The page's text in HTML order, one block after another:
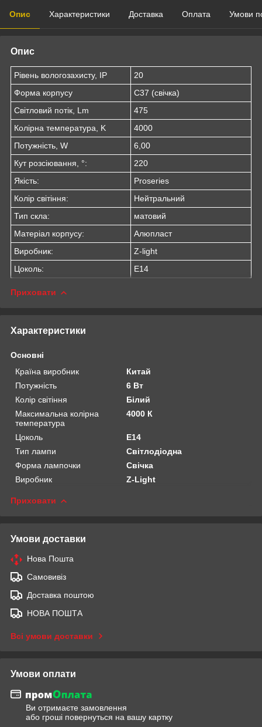
Опис Характеристики Доставка Оплата Умови
Опис
Рівень вологозахисту, IP
20
Форма корпусу
C37 (свічка)
Світловий потік, Lm
475
Колірна температура, K
4000
Потужність, W
6,00
Кут розсіювання, °:
220
Якість:
Proseries
Колір світіння:
Нейтральний
Тип скла:
матовий
Матеріал корпусу:
Алюпласт
Виробник:
Z-light
Цоколь:
Е14
Приховати
Характеристики
Основні
Країна виробник
Китай
Потужність
6 Вт
Колір світіння
Білий
Максимальна колірна
температура
4000 К
Цоколь
E14
Тип лампи
Світлодіодна
Форма лампочки
Свічка
Виробник
Z-Light
Приховати
Умови доставки
Нова Пошта
Самовивіз
Доставка поштою
НОВА ПОШТА
Всі умови доставки
Умови оплати
Ви отримаєте замовлення
або гроші повернуться на вашу картку